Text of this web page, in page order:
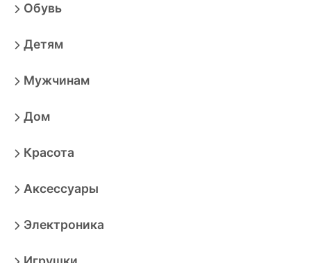
Обувь
Детям
Мужчинам
Дом
Красота
Аксессуары
Электроника